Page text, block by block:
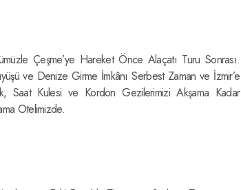
Çeşme’ye Hareket Önce Alaçatı Turu Sonrası.
ve Denize Girme İmkânı Serbest Zaman ve İzmir’e
Saat Kulesi ve Kordon Gezilerimizi Akşama Kadar
Otelimizde.